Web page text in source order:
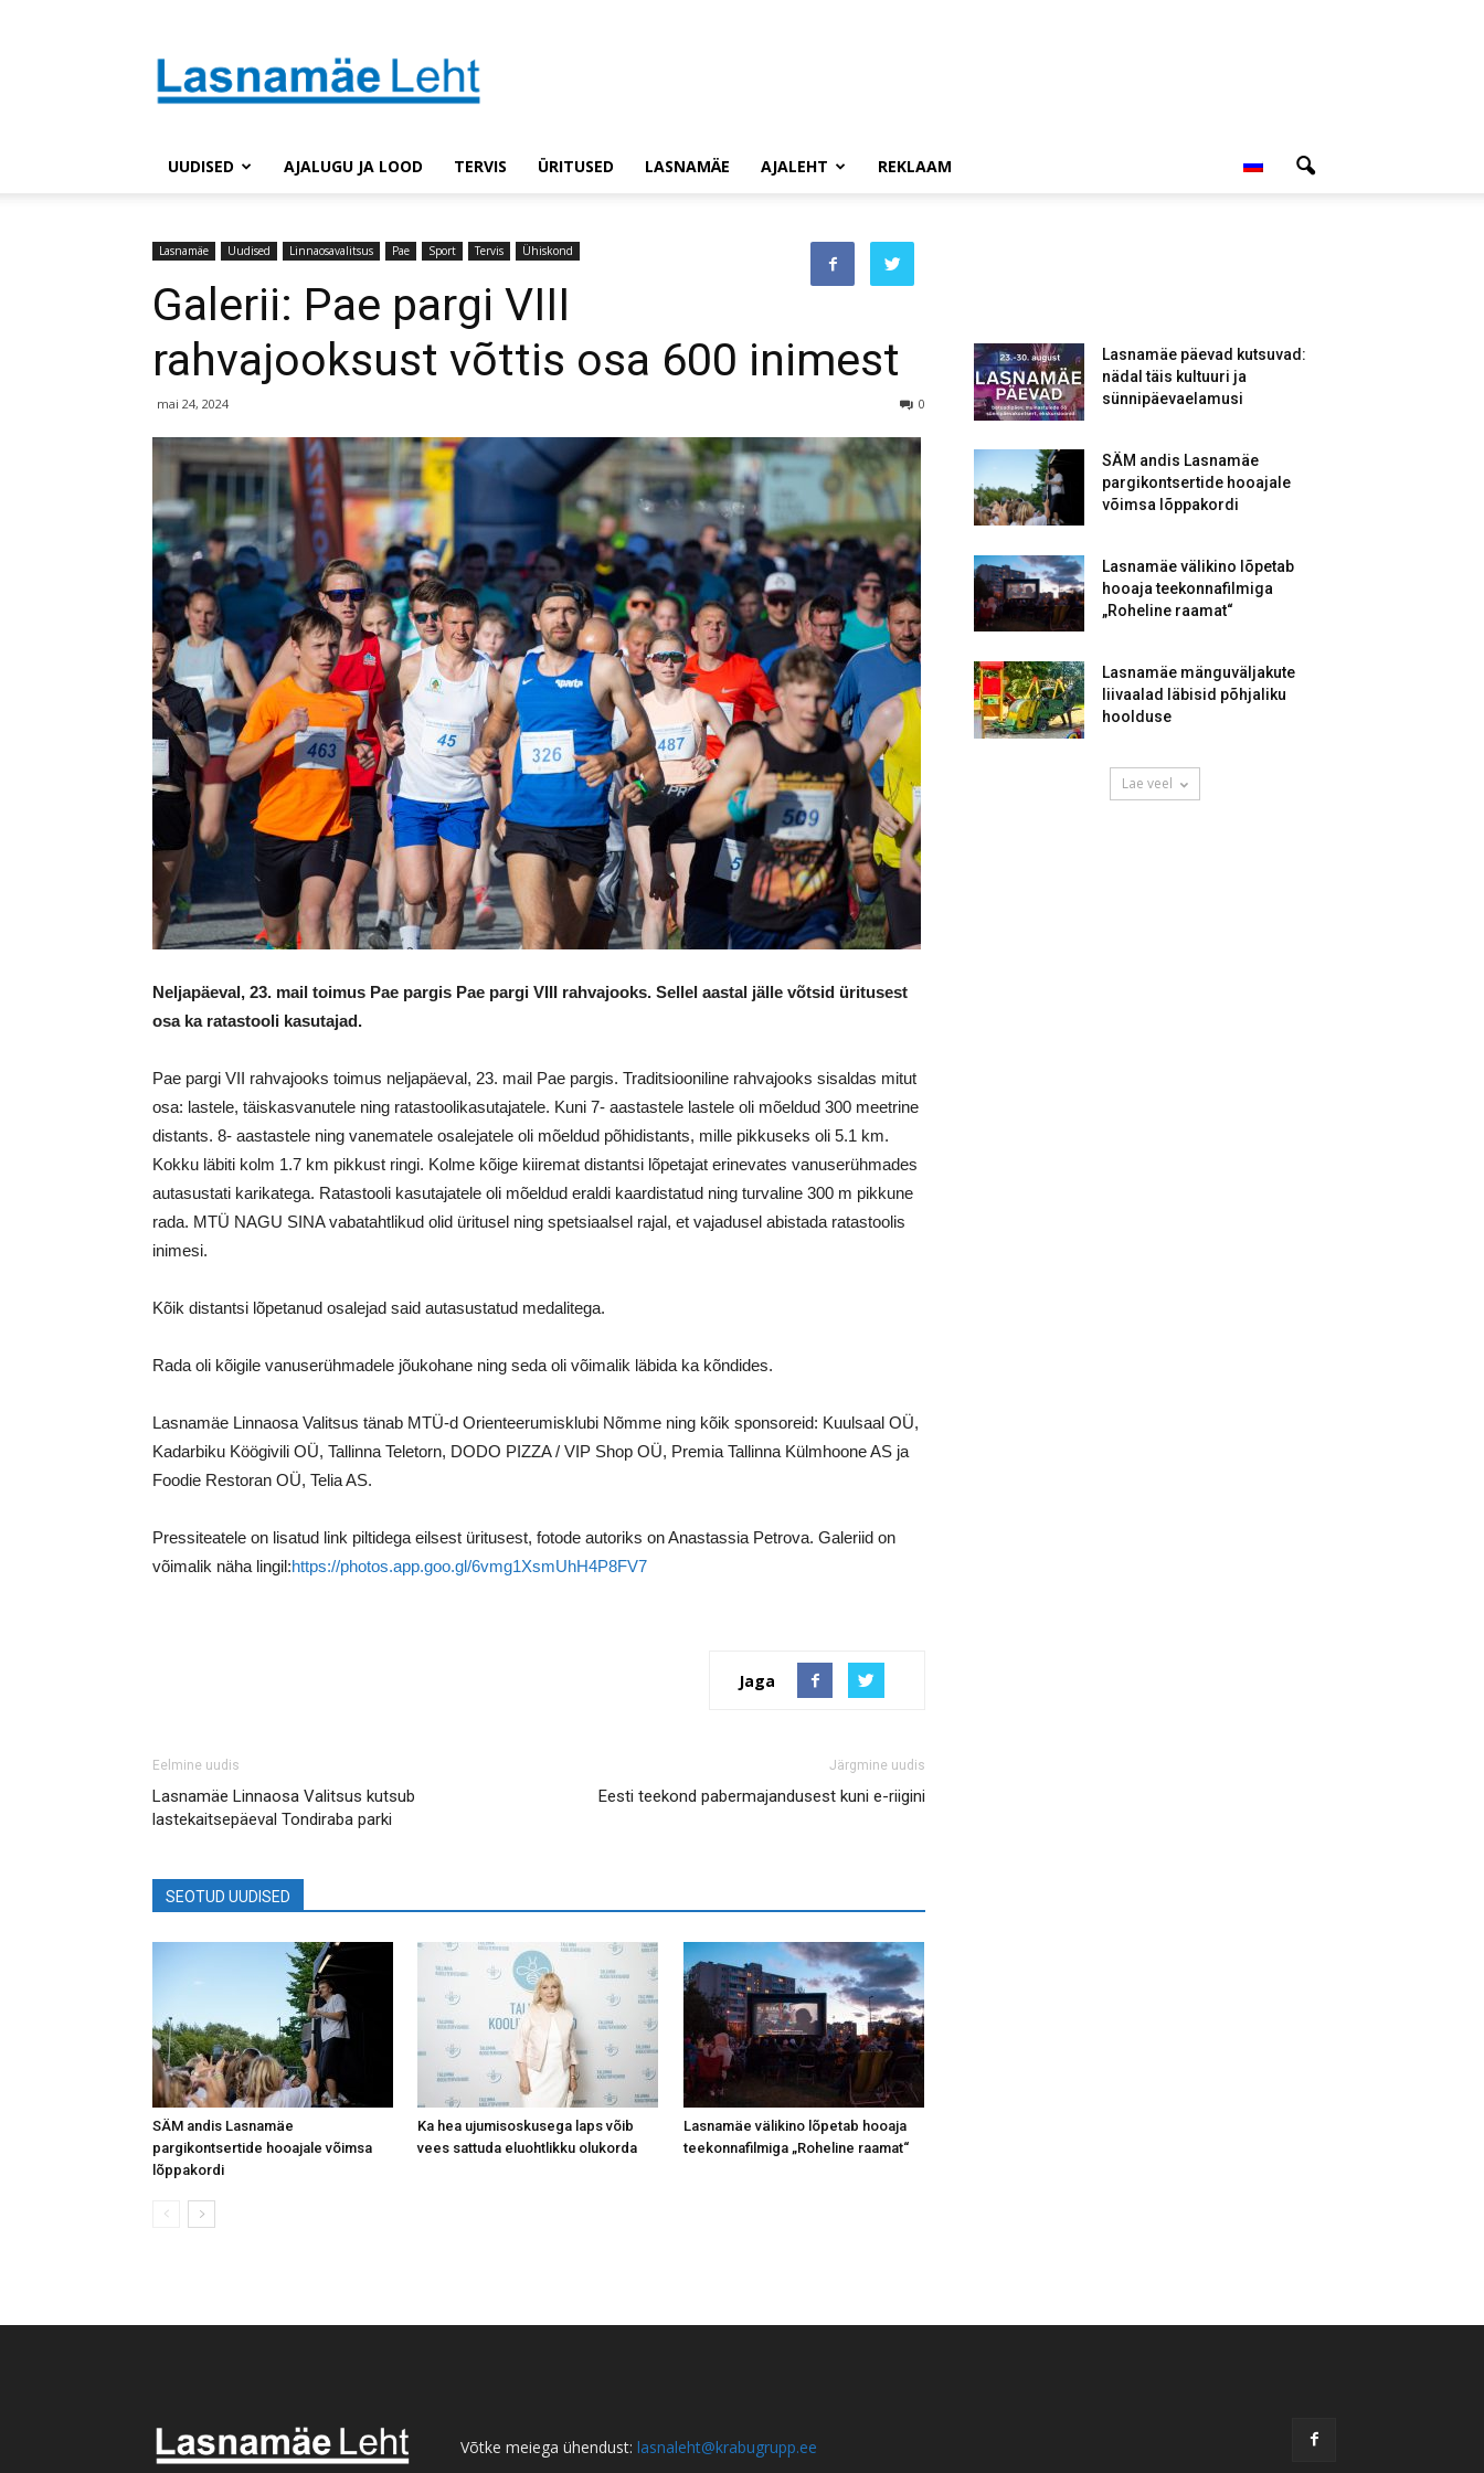
UUDISED AJALUGU JA LOOD TERVIS ÜRITUSED LASNAMÄE AJALEHT REKLAAM
Lasnamäe Uudised Linnaosavalitsus Pae Sport Tervis Ühiskond
Galerii: Pae pargi VIII
rahvajooksust võttis osa 600 inimest
mai 24, 2024 0
Neljapäeval, 23. mail toimus Pae pargis Pae pargi VIII rahvajooks. Sellel aastal jälle võtsid üritusest
osa ka ratastooli kasutajad.
Pae pargi VII rahvajooks toimus neljapäeval, 23. mail Pae pargis. Traditsiooniline rahvajooks sisaldas mitut
osa: lastele, täiskasvanutele ning ratastoolikasutajatele. Kuni 7- aastastele lastele oli mõeldud 300 meetrine
distants. 8- aastastele ning vanematele osalejatele oli mõeldud põhidistants, mille pikkuseks oli 5.1 km.
Kokku läbiti kolm 1.7 km pikkust ringi. Kolme kõige kiiremat distantsi lõpetajat erinevates vanuserühmades
autasustati karikatega. Ratastooli kasutajatele oli mõeldud eraldi kaardistatud ning turvaline 300 m pikkune
rada. MTÜ NAGU SINA vabatahtlikud olid üritusel ning spetsiaalsel rajal, et vajadusel abistada ratastoolis
inimesi.
Kõik distantsi lõpetanud osalejad said autasustatud medalitega.
Rada oli kõigile vanuserühmadele jõukohane ning seda oli võimalik läbida ka kõndides.
Lasnamäe Linnaosa Valitsus tänab MTÜ-d Orienteerumisklubi Nõmme ning kõik sponsoreid: Kuulsaal OÜ,
Kadarbiku Köögivili OÜ, Tallinna Teletorn, DODO PIZZA / VIP Shop OÜ, Premia Tallinna Külmhoone AS ja
Foodie Restoran OÜ, Telia AS.
Pressiteatele on lisatud link piltidega eilsest üritusest, fotode autoriks on Anastassia Petrova. Galeriid on
võimalik näha lingil:https://photos.app.goo.gl/6vmg1XsmUhH4P8FV7
Jaga
Eelmine uudis
Lasnamäe Linnaosa Valitsus kutsub
lastekaitsepäeval Tondiraba parki
Järgmine uudis
Eesti teekond pabermajandusest kuni e-riigini
SEOTUD UUDISED
SÄM andis Lasnamäe
pargikontsertide hooajale võimsa
lõppakordi
Ka hea ujumisoskusega laps võib
vees sattuda eluohtlikku olukorda
Lasnamäe välikino lõpetab hooaja
teekonnafilmiga „Roheline raamat“
Lasnamäe päevad kutsuvad:
nädal täis kultuuri ja
sünnipäevaelamusi
SÄM andis Lasnamäe
pargikontsertide hooajale
võimsa lõppakordi
Lasnamäe välikino lõpetab
hooaja teekonnafilmiga
„Roheline raamat“
Lasnamäe mänguväljakute
liivaalad läbisid põhjaliku
hoolduse
Lae veel
Võtke meiega ühendust: lasnaleht@krabugrupp.ee